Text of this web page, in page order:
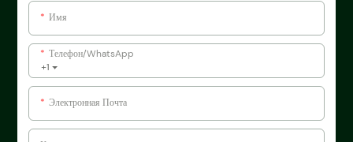
Имя
+1
Телефон/WhatsApp
Электронная Почта